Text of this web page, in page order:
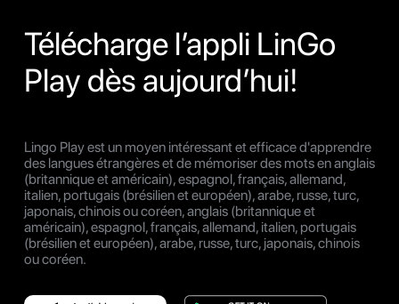
Télécharge l’appli LinGo
Play dès aujourd’hui!
Lingo Play est un moyen intéressant et efficace d'apprendre
des langues étrangères et de mémoriser des mots en anglais
(britannique et américain), espagnol, français, allemand,
italien, portugais (brésilien et européen), arabe, russe, turc,
japonais, chinois ou coréen, anglais (britannique et
américain), espagnol, français, allemand, italien, portugais
(brésilien et européen), arabe, russe, turc, japonais, chinois
ou coréen.